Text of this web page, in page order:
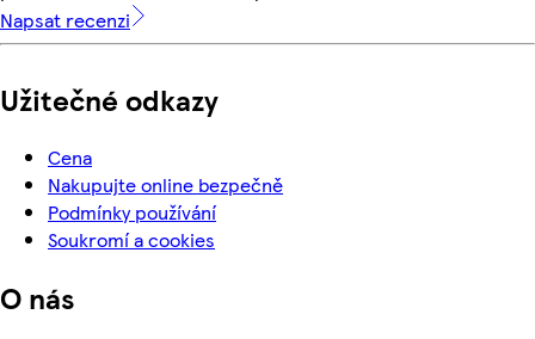
Napsat recenzi
Užitečné odkazy
Cena
Nakupujte online bezpečně
Podmínky používání
Soukromí a cookies
O nás